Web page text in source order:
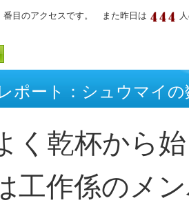
番目のアクセスです。 また昨日は
ポート：シュウマイの
く乾杯から
工作係のメ